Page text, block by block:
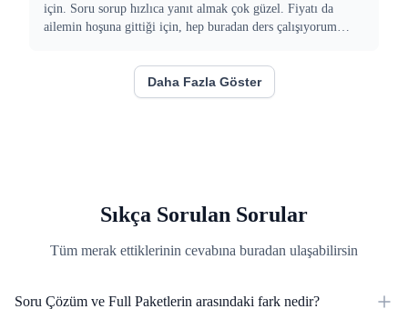
için. Soru sorup hızlıca yanıt almak çok güzel. Fiyatı da
ailemin hoşuna gittiği için, hep buradan ders çalışıyorum
Daha Fazla Göster
Sıkça Sorulan Sorular
Tüm merak ettiklerinin cevabına buradan ulaşabilirsin
Soru Çözüm ve Full Paketlerin arasındaki fark nedir?